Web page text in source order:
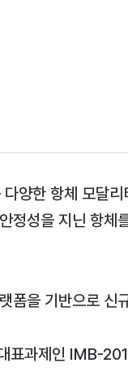
항체 모달리
정성을 지닌 항체
을 기반으로 신
표과제인 IMB-